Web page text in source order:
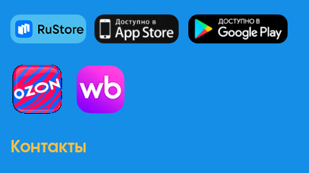
Контакты